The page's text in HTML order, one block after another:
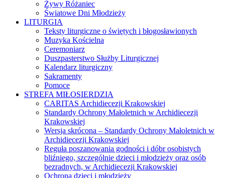
Żywy Różaniec
Światowe Dni Młodzieży
LITURGIA
Teksty liturgiczne o świętych i błogosławionych
Muzyka Kościelna
Ceremoniarz
Duszpasterstwo Służby Liturgicznej
Kalendarz liturgiczny
Sakramenty
Pomoce
STREFA MIŁOSIERDZIA
CARITAS Archidiecezji Krakowskiej
Standardy Ochrony Małoletnich w Archidiecezji
Krakowskiej
Wersja skrócona – Standardy Ochrony Małoletnich w
Archidiecezji Krakowskiej
Reguła poszanowania godności i dóbr osobistych
bliźniego, szczególnie dzieci i młodzieży oraz osób
bezradnych, w Archidiecezji Krakowskiej
Ochrona dzieci i młodzieży